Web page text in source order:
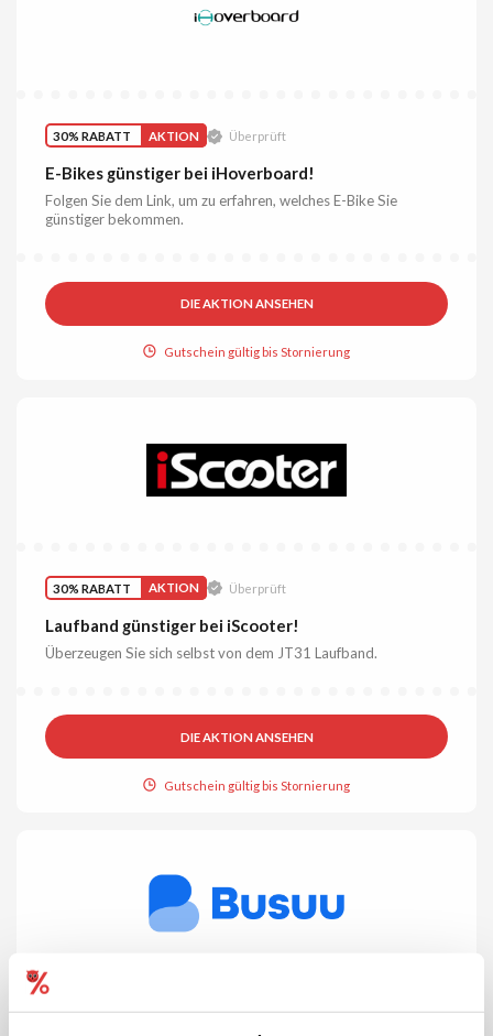
30% RABATT AKTION Überprüft
E-Bikes günstiger bei iHoverboard!
Folgen Sie dem Link, um zu erfahren, welches E-Bike Sie
günstiger bekommen.
DIE AKTION ANSEHEN
Gutschein gültig bis Stornierung
30% RABATT AKTION Überprüft
Laufband günstiger bei iScooter!
Überzeugen Sie sich selbst von dem JT31 Laufband.
DIE AKTION ANSEHEN
Gutschein gültig bis Stornierung